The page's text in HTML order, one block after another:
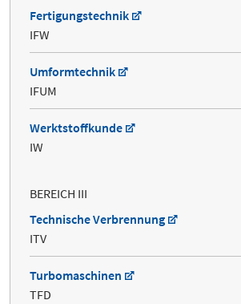
Fertigungstechnik
IFW
Umformtechnik
IFUM
Werktstoffkunde
IW
BEREICH III
Technische Verbrennung
ITV
Turbomaschinen
TFD